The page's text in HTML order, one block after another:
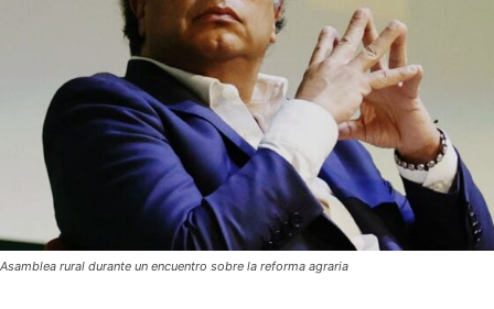
Asamblea rural durante un encuentro sobre la reforma agraria